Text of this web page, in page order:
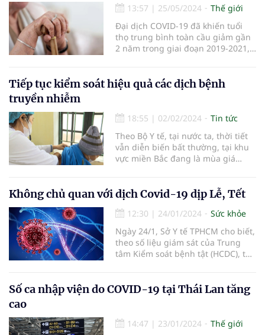
13:57 | 25/05/2024
Thế giới
Đại dịch COVID-19 đã khiến tuổi
thọ trung bình toàn cầu giảm gần
2 năm trong giai đoạn 2019-2021,
Tiếp tục kiểm soát hiệu quả các dịch bệnh
truyền nhiễm
18:55 | 02/02/2024
Tin tức
Theo Bộ Y tế, tại nước ta, thời tiết
vẫn diễn biến bất thường, tại khu
vực miền Bắc đang là mùa giá
truyền nhiễm lây lan, nhất là bệnh
lây truyền qua đường hô hấp.
Không chủ quan với dịch Covid-19 dịp Lễ, Tết
12:30 | 24/01/2024
Sức khỏe
Ngày 24/1, Sở Y tế TPHCM cho biết,
theo số liệu giám sát của Trung
tâm Kiểm soát bệnh tật (HCDC), từ
phương tiếp nhận 94 ca Covid-19
điều trị nội trú đến từ TPHCM và
Số ca nhập viện do COVID-19 tại Thái Lan tăng
cao
14:47 | 23/01/2024
Thế giới